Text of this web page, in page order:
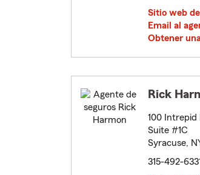
Sitio web
Email al
Obtener
Rick
100 Intrepid
Suite #1C
Syracuse,
315-492-6331